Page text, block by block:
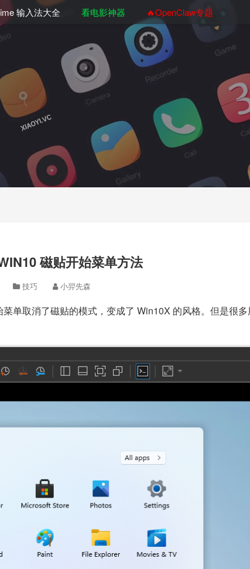
输入法大全 看电影神器 🔥OpenClaw专题
磁贴开始菜单方法
技巧 小羿先森
菜单取消了磁贴的模式，变成了 Win10X 的风格。但是很